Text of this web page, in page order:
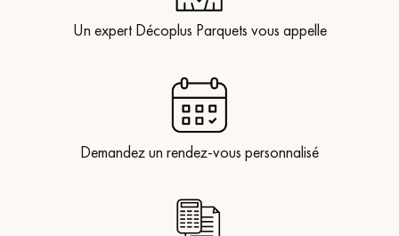
Un expert Décoplus Parquets vous appelle
Demandez un rendez-vous personnalisé